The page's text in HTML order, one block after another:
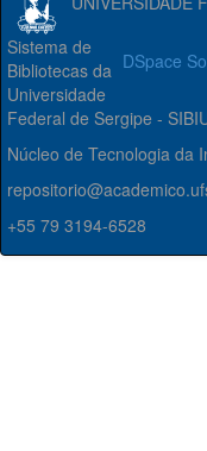
DSpace
Sistema de
Bibliotecas da
Universidade
Federal de Sergipe -
Núcleo de Tecnologia da
+55 79 3194-6528